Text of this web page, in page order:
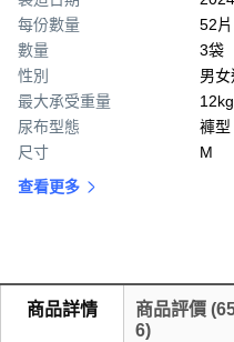
每份數量
52片
數量
3袋
性別
男女
最大承受重量
12kg
尿布型態
褲型
尺寸
M
查看更多
商品詳情 商品評價 (
6)